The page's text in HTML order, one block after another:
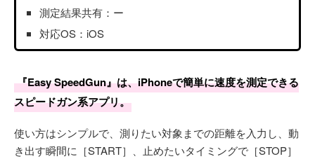
測定結果共有：ー
対応OS：iOS
『Easy SpeedGun』は、iPhoneで簡単に速度を測定できる
スピードガン系アプリ。
使い方はシンプルで、測りたい対象までの距離を入力し、動
き出す瞬間に［START］、止めたいタイミングで［STOP］